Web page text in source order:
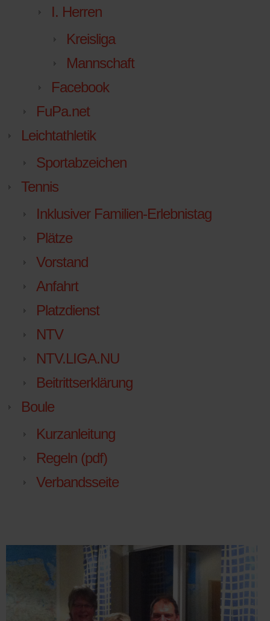
I. Herren
Kreisliga
Mannschaft
Facebook
FuPa.net
Leichtathletik
Sportabzeichen
Tennis
Inklusiver Familien-Erlebnistag
Plätze
Vorstand
Anfahrt
Platzdienst
NTV
NTV.LIGA.NU
Beitrittserklärung
Boule
Kurzanleitung
Regeln (pdf)
Verbandsseite